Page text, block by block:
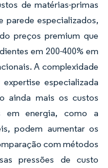
de matérias-primas
parede especializados,
preços premium que
em 200-400% em
A complexidade
especializada
ainda mais os custos
em energia, como a
podem aumentar os
com métodos
pressões de custo